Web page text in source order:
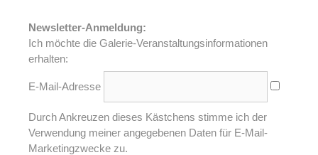
Newsletter-Anmeldung:
Ich möchte die Galerie-Veranstaltungsinformationen
erhalten:
E-Mail-Adresse
Durch Ankreuzen dieses Kästchens stimme ich der
Verwendung meiner angegebenen Daten für E-Mail-
Marketingzwecke zu.